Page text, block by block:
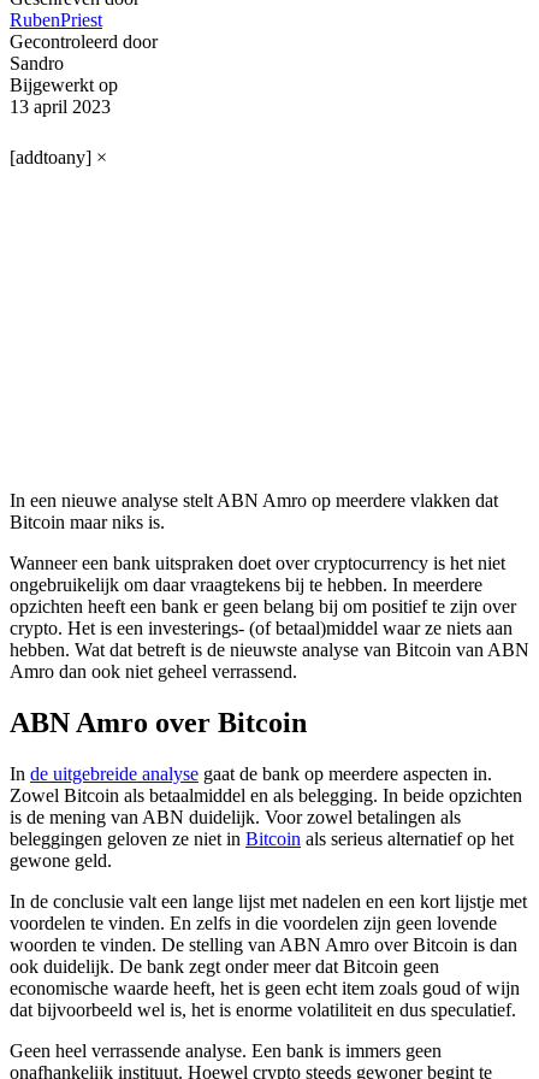
RubenPriest
Gecontroleerd door
Sandro
Bijgewerkt op
13 april 2023
[addtoany] ×
In een nieuwe analyse stelt ABN Amro op meerdere vlakken dat
Bitcoin maar niks is.
Wanneer een bank uitspraken doet over cryptocurrency is het niet
ongebruikelijk om daar vraagtekens bij te hebben. In meerdere
opzichten heeft een bank er geen belang bij om positief te zijn over
crypto. Het is een investerings- (of betaal)middel waar ze niets aan
hebben. Wat dat betreft is de nieuwste analyse van Bitcoin van ABN
Amro dan ook niet geheel verrassend.
ABN Amro over Bitcoin
In de uitgebreide analyse gaat de bank op meerdere aspecten in.
Zowel Bitcoin als betaalmiddel en als belegging. In beide opzichten
is de mening van ABN duidelijk. Voor zowel betalingen als
beleggingen geloven ze niet in Bitcoin als serieus alternatief op het
gewone geld.
In de conclusie valt een lange lijst met nadelen en een kort lijstje met
voordelen te vinden. En zelfs in die voordelen zijn geen lovende
woorden te vinden. De stelling van ABN Amro over Bitcoin is dan
ook duidelijk. De bank zegt onder meer dat Bitcoin geen
economische waarde heeft, het is geen echt item zoals goud of wijn
dat bijvoorbeeld wel is, het is enorme volatiliteit en dus speculatief.
Geen heel verrassende analyse. Een bank is immers geen
onafhankelijk instituut. Hoewel crypto steeds gewoner begint te